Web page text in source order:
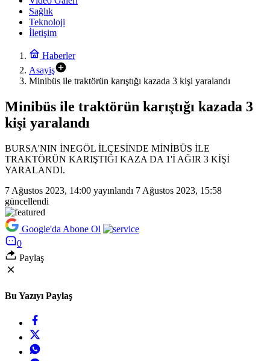
Sağlık
Teknoloji
İletişim
Haberler
Asayiş
Minibüs ile traktörün karıştığı kazada 3 kişi yaralandı
Minibüs ile traktörün karıştığı kazada 3
kişi yaralandı
BURSA'NIN İNEGÖL İLÇESİNDE MİNİBÜS İLE
TRAKTÖRÜN KARIŞTIĞI KAZA DA 1'İ AĞIR 3 KİŞİ
YARALANDI.
7 Ağustos 2023, 14:00 yayınlandı 7 Ağustos 2023, 15:58
güncellendi
Google'da Abone Ol
0
Paylaş
Bu Yazıyı Paylaş